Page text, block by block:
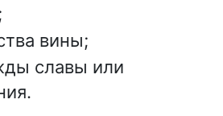
вины;
славы или